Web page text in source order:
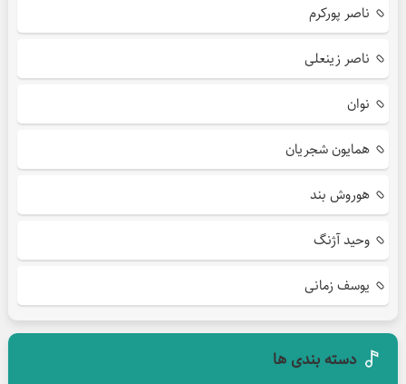
ناصر پورکرم
ناصر زینعلی
نوان
همایون شجریان
هوروش بند
وحید آژنگ
یوسف زمانی
دسته بندی ها